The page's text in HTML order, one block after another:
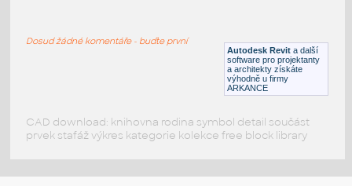
Autodesk Revit a další
software pro projektanty
a architekty získáte
výhodně u firmy
ARKANCE
Dosud žádné komentáře - buďte první
CAD download: knihovna rodina symbol detail součást
prvek stafáž výkres kategorie kolekce free block library